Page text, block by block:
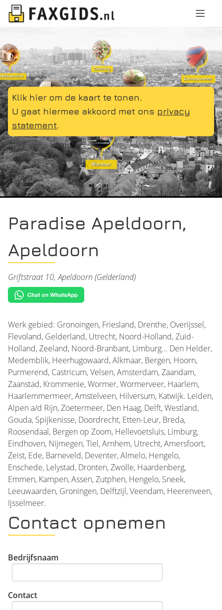
Klik hier om de kaart te tonen.
U gaat hiermee akkoord met ons privacy
statement.
Paradise Apeldoorn,
Apeldoorn
Griftstraat 10, Apeldoorn (Gelderland)
Werk gebied: Gronoingen, Friesland, Drenthe, Overijssel,
Flevoland, Gelderland, Utrecht, Noord-Holland, Zuid-
Holland, Zeeland, Noord-Branbant, Limburg... Den Helder,
Medemblik, Heerhugowaard, Alkmaar, Bergen, Hoorn,
Purmerend, Castricum, Velsen, Amsterdam, Zaandam,
Zaanstad, Krommenie, Wormer, Wormerveer, Haarlem,
Haarlemmermeer, Amstelveen, Hilversum, Katwijk. Leiden,
Alpen a/d Rijn, Zoetermeer, Den Haag, Delft, Westland,
Gouda, Spijkenisse, Doordrecht, Etten-Leur, Breda,
Roosendaal, Bergen op Zoom, Hellevoetsluis, Limburg,
Eindhoven, Nijmegen, Tiel, Arnhem, Utrecht, Amersfoort,
Zeist, Ede, Barneveld, Deventer, Almelo, Hengelo,
Enschede, Lelystad, Dronten, Zwolle, Haardenberg,
Emmen, Kampen, Assen, Zutphen, Hengelo, Sneek,
Leeuwaarden, Groningen, Delftzijl, Veendam, Heerenveen,
Ijsselmeer.
Contact opnemen
Bedrijfsnaam
Contact